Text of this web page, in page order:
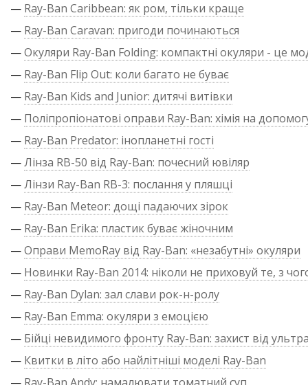
— Ray-Ban Caribbean: як ром, тільки краще
— Ray-Ban Caravan: пригоди починаються
—Окуляри Ray-Ban Folding: компактні окуляри - це
— Ray-Ban Flip Out: коли багато не буває
— Ray-Ban Kids and Junior: дитячі витівки
— Поліпропіонатові оправи Ray-Ban: хімія на
— Ray-Ban Predator: інопланетні гості
—Лінза RB-50 від Ray-Ban: почесний ювіляр
—Лінзи Ray-Ban RB-3: послання у пляшці
— Ray-Ban Meteor: дощі падаючих зірок
— Ray-Ban Erika: пластик буває жіночним
—Оправи MemoRay від Ray-Ban: «незабутні» окуляри
— Новинки Ray-Ban 2014: ніколи не приховуй те, з
— Ray-Ban Dylan: зал слави рок-н-ролу
— Ray-Ban Emma: окуляри з емоцією
— Бійці невидимого фронту Ray-Ban: захист від
— Квитки в літо або найлітніші моделі Ray-Ban